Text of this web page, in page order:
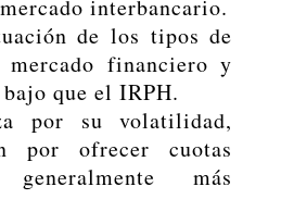
interbancario.
de los tipos de
financiero y
que el IRPH.
por su volatilidad,
por ofrecer cuotas
generalmente más